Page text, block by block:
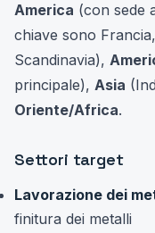
America (con sede
chiave sono
Scandinavia),
principale), Asia
Oriente/Africa.
Settori target
Lavorazione dei
finitura dei metalli